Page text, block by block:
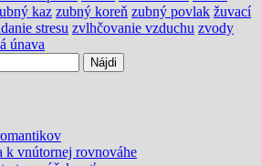
kaz zubný koreň zubný povlak žuvací
stresu zvlhčovanie vzduchu zvody
únava
k vnútornej rovnováhe